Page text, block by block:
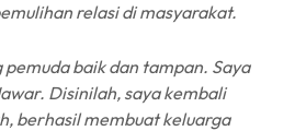
relasi di masyarakat.
baik dan tampan. Saya
Disinilah, saya kembali
berhasil membuat keluarga